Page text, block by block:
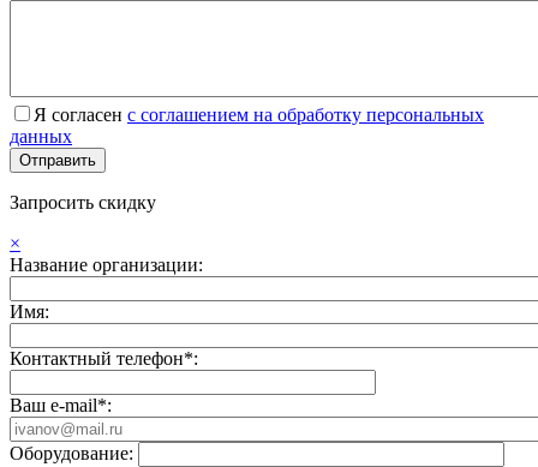
Я согласен с соглашением на обработку персональных
данных
Запросить скидку
×
Название организации:
Имя:
Контактный телефон*:
Ваш e-mail*:
Оборудование: